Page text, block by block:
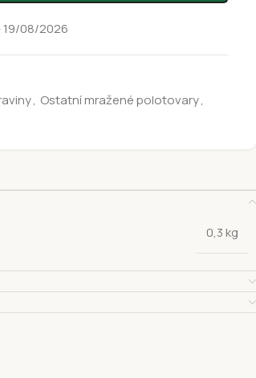
08/2026
, Ostatní mražené polotovary,
0,3 kg